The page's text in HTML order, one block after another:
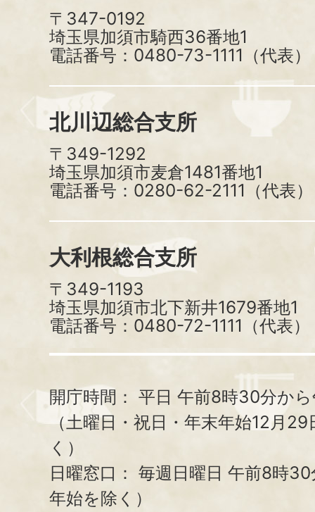
〒347-0192
埼玉県加須市騎西36番地1
電話番号：0480-73-1111（代表）
北川辺総合支所
〒349-1292
埼玉県加須市麦倉1481番地1
電話番号：0280-62-2111（代表）
大利根総合支所
〒349-1193
埼玉県加須市北下新井1679番地1
電話番号：0480-72-1111（代表）
開庁時間： 平日 午前8時30分か
（土曜日・祝日・年末年始12月
く）
日曜窓口： 毎週日曜日 午前8時
年始を除く）